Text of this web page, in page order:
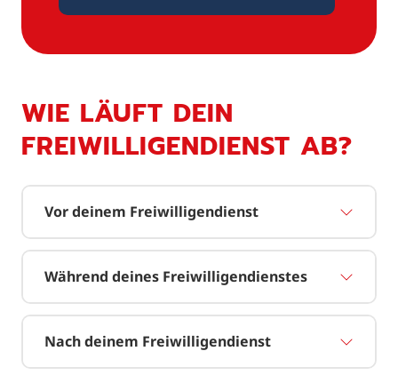
WIE LÄUFT DEIN
FREIWILLIGENDIENST AB?
Vor deinem Freiwilligendienst
Während deines Freiwilligendienstes
Nach deinem Freiwilligendienst